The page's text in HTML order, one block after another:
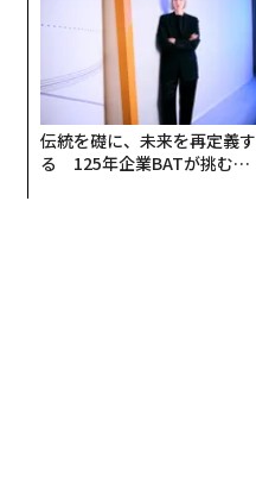
伝統を礎に、未来を再定義す
る 125年企業BATが挑むス